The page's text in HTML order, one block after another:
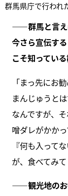
群馬県庁で行われ
――群馬と言え
今さら宣伝す
こそ知ってい
「まっ先にお
まんじゅうと
なんですが、
噌ダレがかか
『何も入って
が、食べてみ
――観光地のお